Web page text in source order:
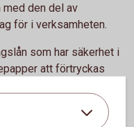
den del av
för i verksamheten.
som har säkerhet i
att förtryckas
inventarier, lager
på sådana lån